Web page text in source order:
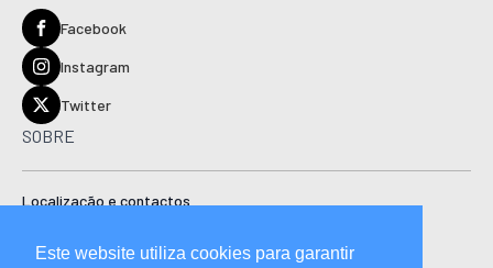
Facebook
Instagram
Twitter
SOBRE
Localização e contactos
Este website utiliza cookies para garantir